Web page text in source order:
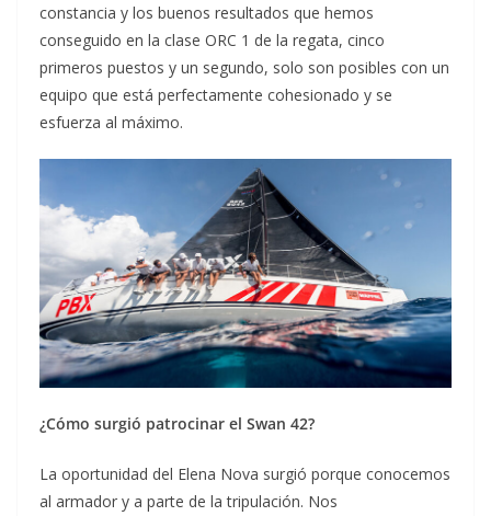
constancia y los buenos resultados que hemos
conseguido en la clase ORC 1 de la regata, cinco
primeros puestos y un segundo, solo son posibles con un
equipo que está perfectamente cohesionado y se
esfuerza al máximo.
¿Cómo surgió patrocinar el Swan 42?
La oportunidad del Elena Nova surgió porque conocemos
al armador y a parte de la tripulación. Nos